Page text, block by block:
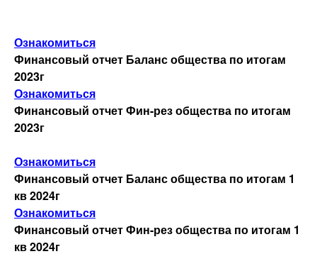
Архив новостей
Пресс-релизы
Полезные материалы
Онлайн-обращения
Ознакомиться
Финансовый отчет Баланс общества по итогам
2023г
Ознакомиться
Финансовый отчет Фин-рез общества по итогам
2023г
Ознакомиться
Финансовый отчет Баланс общества по итогам 1
кв 2024г
Ознакомиться
Финансовый отчет Фин-рез общества по итогам 1
кв 2024г